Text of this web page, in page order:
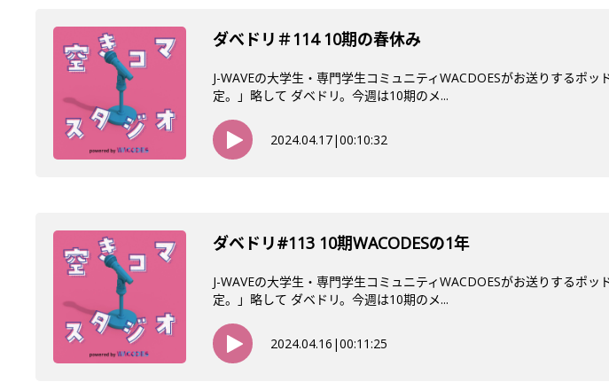
ダべドリ＃114 10期の春休み
J-WAVEの大学生・専門学生コミュニティWACDOESがお送りするポ
定。」略して ダベドリ。今週は10期のメ...
2024.04.17|00:10:32
ダベドリ#113 10期WACODESの1年
J-WAVEの大学生・専門学生コミュニティWACDOESがお送りするポ
定。」略して ダベドリ。今週は10期のメ...
2024.04.16 |00:11:25